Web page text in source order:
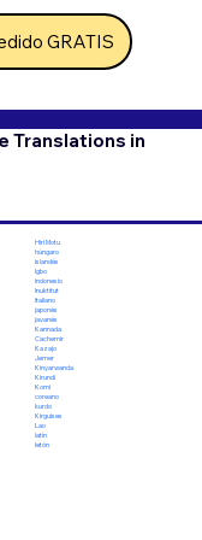
GRATIS
Translations in
Hiri Motu
húngaro
islandés
Igbo
indonesio
Inuktitut
italiano
japonés
javanés
Kannada
Cachemir
Kazajo
Jemer
Kinyarwanda
Kirundi
Komi
coreano
kurdo
Kirguises
Lao
latín
letón